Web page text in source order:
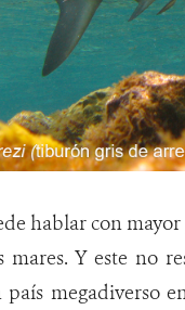
hablar con
mares. Y este no
megadiverso